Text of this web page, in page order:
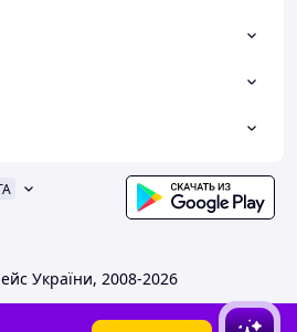
України, 2008-2026